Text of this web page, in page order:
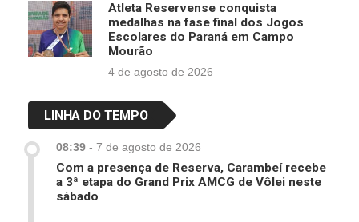
Atleta Reservense conquista
medalhas na fase final dos Jogos
Escolares do Paraná em Campo
Mourão
4 de agosto de 2026
LINHA DO TEMPO
08:39 - 7 de agosto de 2026
Com a presença de Reserva, Carambeí recebe
a 3ª etapa do Grand Prix AMCG de Vôlei neste
sábado